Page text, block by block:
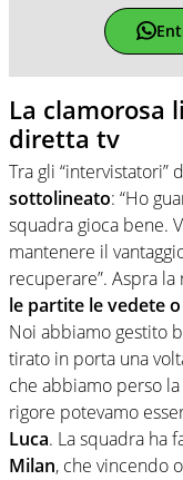
La clamorosa
diretta tv
Tra gli “intervistatori”
sottolineato: “Ho
squadra gioca bene.
mantenere il
recuperare”. Aspra
le partite le vedete
Noi abbiamo gestito
tirato in porta una
che abbiamo perso
rigore potevamo
Luca. La squadra ha
Milan, che vincendo